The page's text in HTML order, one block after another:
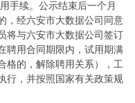
手续。公示结束后一个月
，经六安市大数据公司同意
将与六安市大数据公司签订
聘用合同期限内，试用期满
格的，解除聘用关系），工
行，并按照国家有关政策规